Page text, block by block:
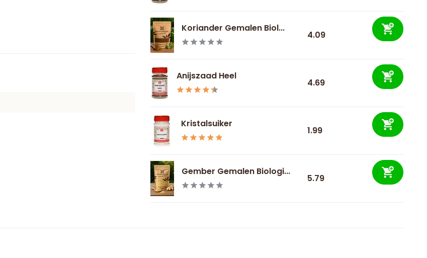
Koriander Gemalen Biol...
4.09
Anijszaad Heel
4.69
Kristalsuiker
1.99
Gember Gemalen Biologi...
5.79